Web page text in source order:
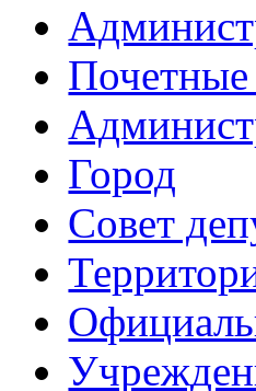
Почетные
Город
Совет